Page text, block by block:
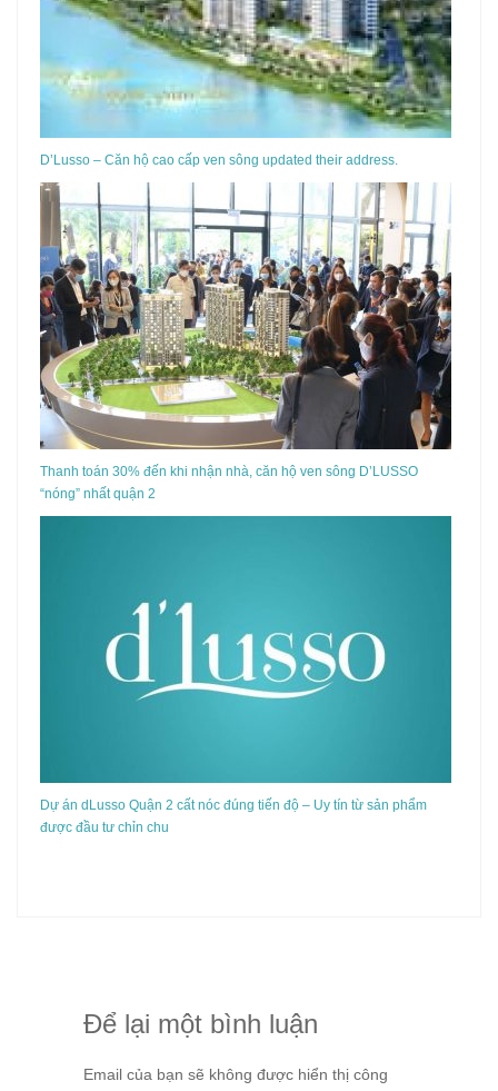
D’Lusso – Căn hộ cao cấp ven sông updated their address.
Thanh toán 30% đến khi nhận nhà, căn hộ ven sông D’LUSSO
“nóng” nhất quận 2
Dự án dLusso Quận 2 cất nóc đúng tiến độ – Uy tín từ sản phẩm
được đầu tư chỉn chu
Để lại một bình luận
Email của bạn sẽ không được hiển thị công